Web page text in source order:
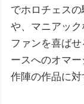
でホロチェス
や、マニアッ
ファンを喜ば
ースへのオマ
作陣の作品に対